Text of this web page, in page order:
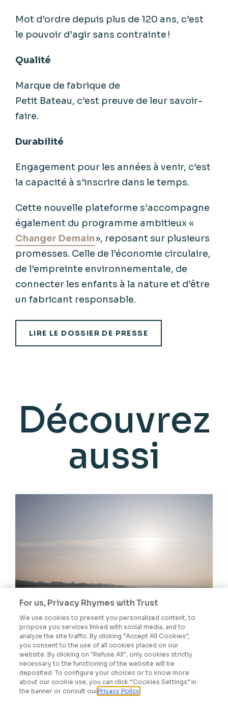
Mot d’ordre depuis plus de 120 ans, c’est
le pouvoir d’agir sans contrainte !
Qualité
Marque de fabrique de
Petit Bateau, c’est preuve de leur savoir-
faire.
Durabilité
Engagement pour les années à venir, c’est
la capacité à s’inscrire dans le temps.
Cette nouvelle plateforme s’accompagne
également du programme ambitieux «
Changer Demain», reposant sur plusieurs
promesses. Celle de l’économie circulaire,
de l’empreinte environnementale, de
connecter les enfants à la nature et d’être
un fabricant responsable.
LIRE LE DOSSIER DE PRESSE
Découvrez
aussi
PLANS DE VIGILANCE
For us, Privacy Rhymes with Trust
We use cookies to present you personalized content, to
propose you services linked with social media, and to
analyze the site traffic. By clicking “Accept All Cookies”,
you consent to the use of all cookies placed on our
website. By clicking on "Refuse All", only cookies strictly
necessary to the functioning of the website will be
deposited. To configure your choices or to know more
about our cookie use, you can click “Cookies Settings” in
the banner or consult ourPrivacy Policy